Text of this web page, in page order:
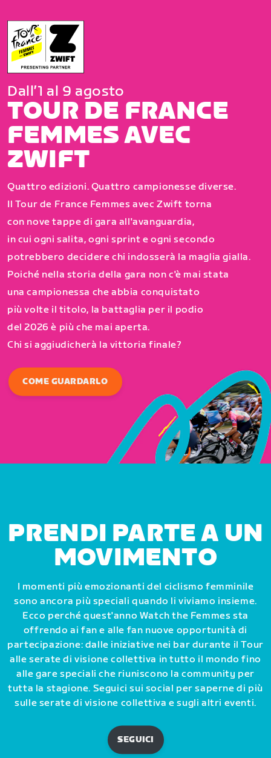
Dall’1 al 9 agosto
TOUR DE FRANCE
FEMMES AVEC
ZWIFT
Quattro edizioni. Quattro campionesse diverse.
Il Tour de France Femmes avec Zwift torna
con nove tappe di gara all'avanguardia,
in cui ogni salita, ogni sprint e ogni secondo
potrebbero decidere chi indosserà la maglia gialla.
Poiché nella storia della gara non c'è mai stata
una campionessa che abbia conquistato
più volte il titolo, la battaglia per il podio
del 2026 è più che mai aperta.
Chi si aggiudicherà la vittoria finale?
COME GUARDARLO
PRENDI PARTE A UN
MOVIMENTO
I momenti più emozionanti del ciclismo femminile
sono ancora più speciali quando li viviamo insieme.
Ecco perché quest'anno Watch the Femmes sta
offrendo ai fan e alle fan nuove opportunità di
partecipazione: dalle iniziative nei bar durante il Tour
alle serate di visione collettiva in tutto il mondo fino
alle gare speciali che riuniscono la community per
tutta la stagione. Seguici sui social per saperne di più
sulle serate di visione collettiva e sugli altri eventi.
SEGUICI